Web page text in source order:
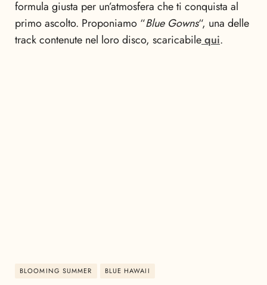
formula giusta per un’atmosfera che ti conquista al
primo ascolto. Proponiamo “Blue Gowns“, una delle
track contenute nel loro disco, scaricabilequi.
BLOOMING SUMMER BLUE HAWAII